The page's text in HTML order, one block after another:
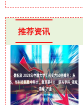
推荐资讯